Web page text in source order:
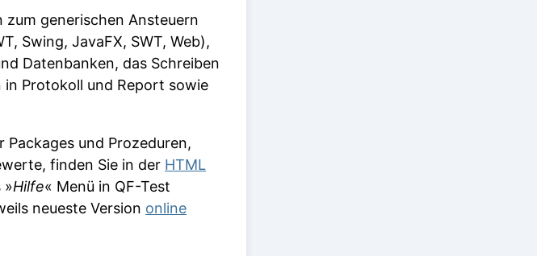
generischen Ansteuern
Swing, JavaFX, SWT, Web),
Datenbanken, das Schreiben
Protokoll und Report sowie
Packages und Prozeduren,
finden Sie in der HTML
»Hilfe« Menü in QF-Test
neueste Version online